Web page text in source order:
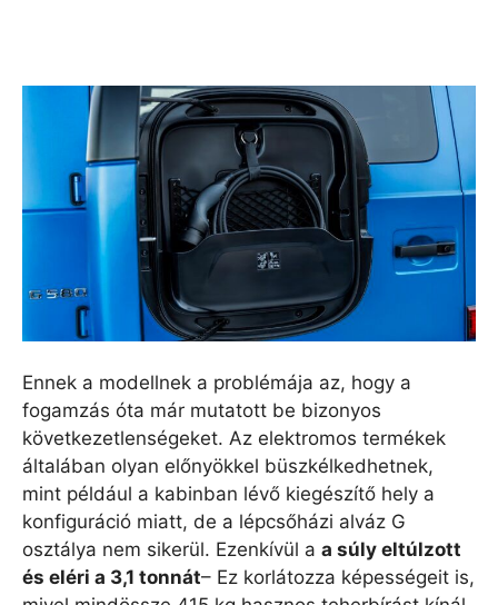
Ennek a modellnek a problémája az, hogy a
fogamzás óta már mutatott be bizonyos
következetlenségeket. Az elektromos termékek
általában olyan előnyökkel büszkélkedhetnek,
mint például a kabinban lévő kiegészítő hely a
konfiguráció miatt, de a lépcsőházi alváz G
osztálya nem sikerül. Ezenkívül a a súly eltúlzott
és eléri a 3,1 tonnát– Ez korlátozza képességeit is,